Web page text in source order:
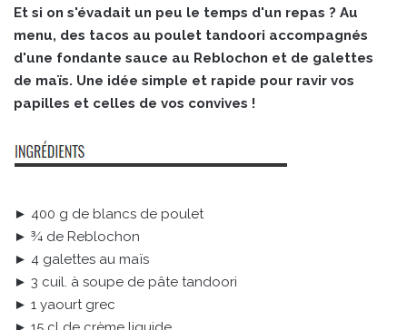
Et si on s'évadait un peu le temps d'un repas ? Au
menu, des tacos au poulet tandoori accompagnés
d'une fondante sauce au Reblochon et de galettes
de maïs. Une idée simple et rapide pour ravir vos
papilles et celles de vos convives !
► 400 g de blancs de poulet
► ¾ de Reblochon
► 4 galettes au maïs
► 3 cuil. à soupe de pâte tandoori
► 1 yaourt grec